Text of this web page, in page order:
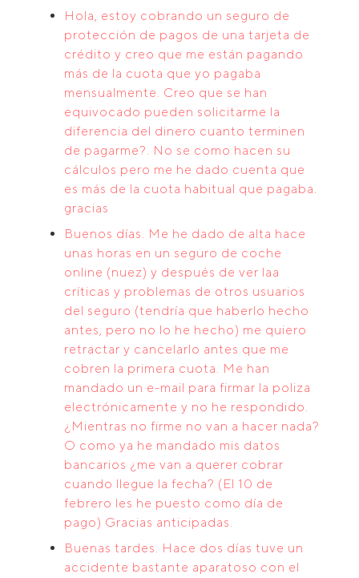
Hola, estoy cobrando un seguro de
protección de pagos de una tarjeta de
crédito y creo que me están pagando
más de la cuota que yo pagaba
mensualmente. Creo que se han
equivocado pueden solicitarme la
diferencia del dinero cuanto terminen
de pagarme?. No se como hacen su
cálculos pero me he dado cuenta que
es más de la cuota habitual que pagaba.
gracias
Buenos días. Me he dado de alta hace
unas horas en un seguro de coche
online (nuez) y después de ver laa
críticas y problemas de otros usuarios
del seguro (tendría que haberlo hecho
antes, pero no lo he hecho) me quiero
retractar y cancelarlo antes que me
cobren la primera cuota. Me han
mandado un e-mail para firmar la poliza
electrónicamente y no he respondido.
¿Mientras no firme no van a hacer nada?
O como ya he mandado mis datos
bancarios ¿me van a querer cobrar
cuando llegue la fecha? (El 10 de
febrero les he puesto como día de
pago) Gracias anticipadas.
Buenas tardes. Hace dos días tuve un
accidente bastante aparatoso con el